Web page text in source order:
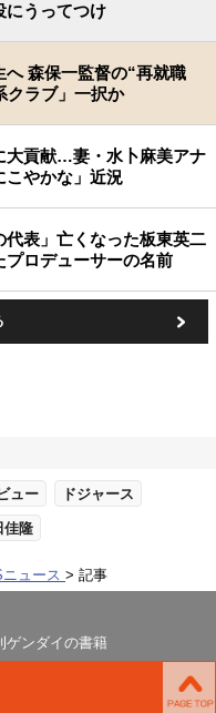
にうってつけ
森保一監督の“再就職
クラブ」一択か
大貢献…妻・水卜麻美アナ
こやかな」近況
代表」亡くなった板東英二
プロデューサーの名前
ュー ドジャース
佳隆
ニュース 記事
ゲンダイの書籍